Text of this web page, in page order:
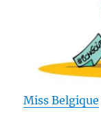
Miss Belgique